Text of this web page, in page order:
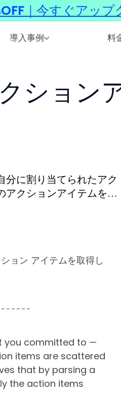
導入事例 料
ション
分に割り当てられたアク
アクションアイテムを明
ン アイテムを取得し
you committed to —
items are scattered
that by parsing a
the action items
｜今すぐアップ